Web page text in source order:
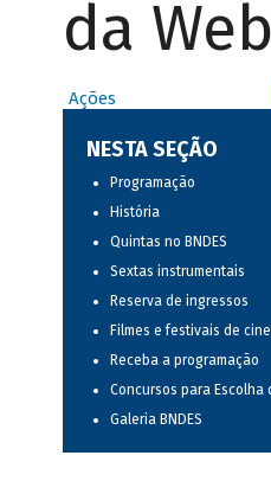
da Web
Ações
NESTA SEÇÃO
Programação
História
Quintas no BNDES
Sextas instrumentais
Reserva de ingressos
Filmes e festivais de
Receba a programação
Concursos para Escolha
Galeria BNDES